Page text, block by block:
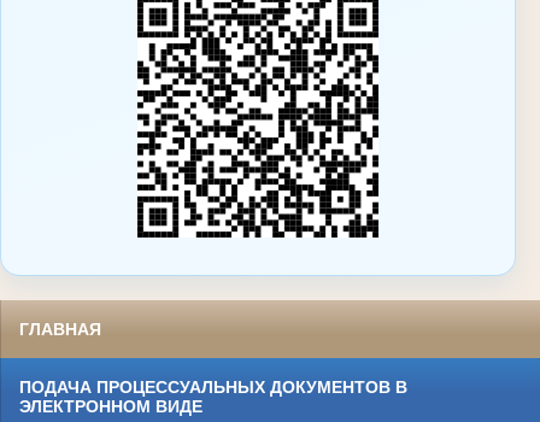
ГЛАВНАЯ
ПОДАЧА ПРОЦЕССУАЛЬНЫХ ДОКУМЕНТОВ В
ЭЛЕКТРОННОМ ВИДЕ